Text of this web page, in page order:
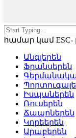
համար կամ
Անգլերեն
Ֆրանսերեն
Իսպաներեն
Ռուսերեն
Ճապոներեն
Կորեերեն
Արաբերեն